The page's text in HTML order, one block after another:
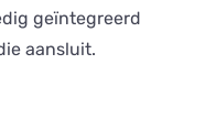
geïntegreerd
aansluit.